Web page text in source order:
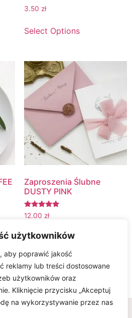
użytkowników
aby poprawić jakość
reklamy lub treści dostosowane
użytkowników oraz
Kliknięcie przycisku „Akceptuj
na wykorzystywanie przez nas
3.50 zł
Select Options
Zaproszenia Ślubne
DUSTY PINK
Oceniono
5.00
12.00 zł
Select Options
1 2 →
© www.karteria.pl